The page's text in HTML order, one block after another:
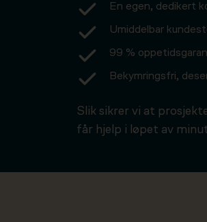
En egen, dedikert
Umiddelbar
99 %
Bekymringsfri,
Slik sikrer vi at
får hjelp i løpet av